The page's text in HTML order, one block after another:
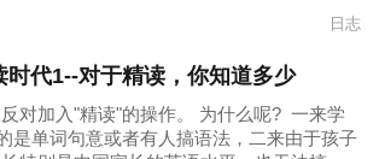
日志
时代1--对于精读，你知道多少
对加入"精读"的操作。 为什么呢? 一来学
是单词句意或者有人搞语法，二来由于孩子